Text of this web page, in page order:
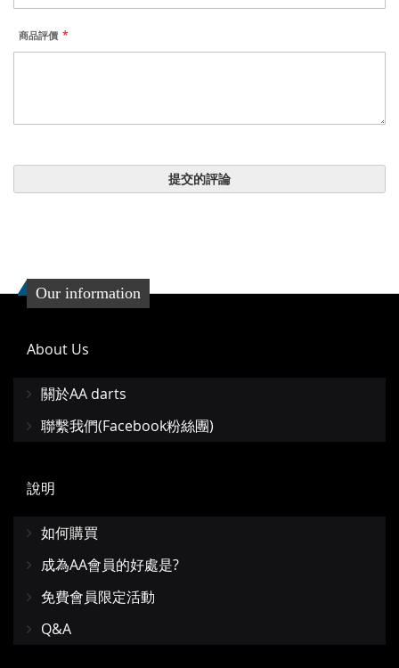
商品評價
提交的評論
Our information
About Us
關於AA darts
聯繫我們(Facebook粉絲團)
說明
如何購買
成為AA會員的好處是?
免費會員限定活動
Q&A